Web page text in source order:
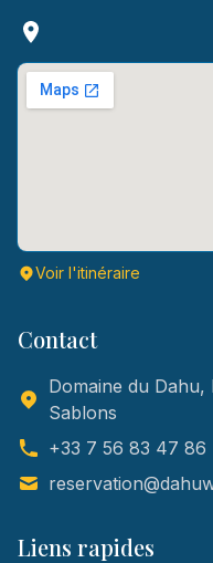
Voir l'itinéraire
Contact
Domaine du Dahu,
Sablons
+33 7 56 83 47 86
Liens rapides